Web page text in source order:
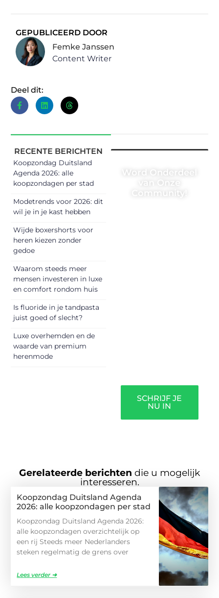
GEPUBLICEERD DOOR
Femke Janssen
Content Writer
Deel dit:
RECENTE BERICHTEN
Koopzondag Duitsland
Agenda 2026: alle
koopzondagen per stad
Modetrends voor 2026: dit
wil je in je kast hebben
Wijde boxershorts voor
heren kiezen zonder
gedoe
Waarom steeds meer
mensen investeren in luxe
en comfort rondom huis
Is fluoride in je tandpasta
juist goed of slecht?
Luxe overhemden en de
waarde van premium
herenmode
Word Onderdeel
van Onze
Community!
SCHRIJF JE
NU IN
Gerelateerde berichten die u mogelijk
interesseren.
Koopzondag Duitsland Agenda
2026: alle koopzondagen per stad
Koopzondag Duitsland Agenda 2026:
alle koopzondagen overzichtelijk op
een rij Steeds meer Nederlanders
steken regelmatig de grens over
Lees verder ➜